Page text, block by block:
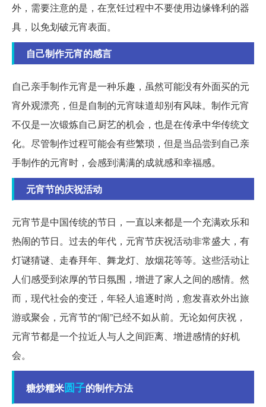
外，需要注意的是，在烹饪过程中不要使用边缘锋利的器
具，以免划破元宵表面。
自己制作元宵的感言
自己亲手制作元宵是一种乐趣，虽然可能没有外面买的元
宵外观漂亮，但是自制的元宵味道却别有风味。制作元宵
不仅是一次锻炼自己厨艺的机会，也是在传承中华传统文
化。尽管制作过程可能会有些繁琐，但是当品尝到自己亲
手制作的元宵时，会感到满满的成就感和幸福感。
元宵节的庆祝活动
元宵节是中国传统的节日，一直以来都是一个充满欢乐和
热闹的节日。过去的年代，元宵节庆祝活动非常盛大，有
灯谜猜谜、走春拜年、舞龙灯、放烟花等等。这些活动让
人们感受到浓厚的节日氛围，增进了家人之间的感情。然
而，现代社会的变迁，年轻人追逐时尚，愈发喜欢外出旅
游或聚会，元宵节的“闹”已经不如从前。无论如何庆祝，
元宵节都是一个拉近人与人之间距离、增进感情的好机
会。
糖炒糯米圆子的制作方法